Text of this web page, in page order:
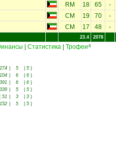
RM 18 65 -
CM 19 70 -
CM 17 48 -
23.4 2078
Статистика Трофеи 8
5 5 )
6 6 )
6 6 )
5 5 )
51 3 3 )
5 5 )